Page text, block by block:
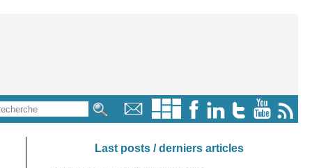
Last posts / derniers articles